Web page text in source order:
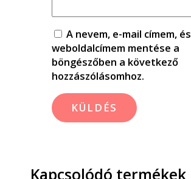
A nevem, e-mail címem, és
weboldalcímem mentése a
böngészőben a következő
hozzászólásomhoz.
Kapcsolódó termékek